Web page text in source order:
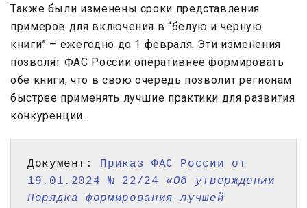
Также были изменены сроки представления
примеров для включения в “белую и черную
книги” – ежегодно до 1 февраля. Эти изменения
позволят ФАС России оперативнее формировать
обе книги, что в свою очередь позволит регионам
быстрее применять лучшие практики для развития
конкуренции.
Документ: Приказ ФАС России от
19.01.2024 № 22/24 «Об утверждении
Порядка формирования лучшей